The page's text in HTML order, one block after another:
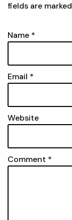
fields are marked
Name *
Email *
Website
Comment *